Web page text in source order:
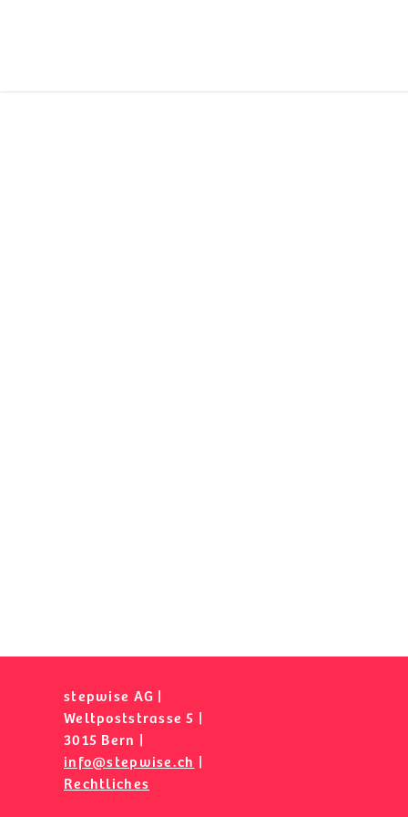
stepwise AG |
Weltpoststrasse 5 |
3015 Bern |
info@stepwise.ch |
Rechtliches